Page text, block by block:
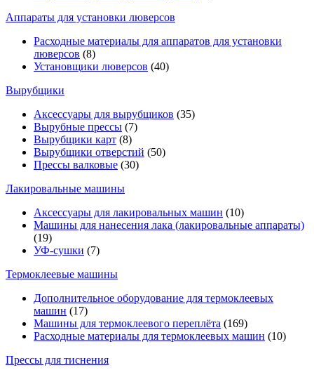
Аппараты для установки люверсов
Расходные материалы для аппаратов для установки
люверсов (8)
Установщики люверсов (40)
Вырубщики
Аксессуары для вырубщиков (35)
Вырубные прессы (7)
Вырубщики карт (8)
Вырубщики отверстий (50)
Прессы валковые (30)
Лакировальные машины
Аксессуары для лакировальных машин (10)
Машины для нанесения лака (лакировальные аппараты)
(19)
УФ-сушки (7)
Термоклеевые машины
Дополнительное оборудование для термоклеевых
машин (17)
Машины для термоклеевого переплёта (169)
Расходные материалы для термоклеевых машин (10)
Прессы для тиснения